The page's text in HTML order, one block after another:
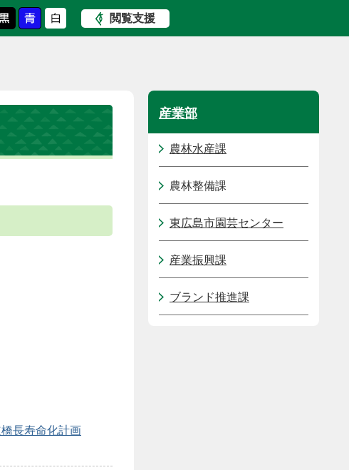
閲覧支援
長寿命化計画
産業部
農林水産課
農林整備課
東広島市園芸センター
産業振興課
ブランド推進課